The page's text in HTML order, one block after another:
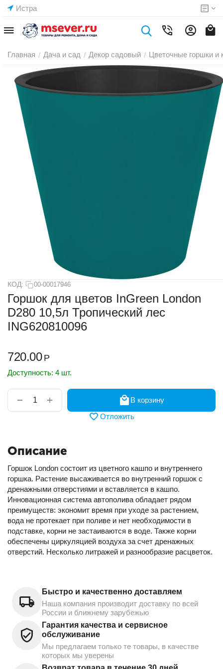
Истра
Главная / Дача и сад / Декор садовый / Цветочные горшки и
КОД: 00-00017946
Горшок для цветов InGreen London
D280 10,5л Тропический лес
ING620810096
720.00 Р
Доступность: 4 шт.
+
−
В корзину
Отложить
Описание
Горшок London состоит из цветного кашпо и внутреннего
горшка. Растение высаживается во внутренний горшок с
дренажными отверстиями и вставляется в кашпо.
Инновационная система автополива обладает рядом
преимуществ: экономит время при уходе за растением,
вода не протекает при поливе и нет необходимости в
подставке, корни не застаиваются в воде. Также корни
обеспечены циркуляцией воздуха за счет дренажных
отверстий. Несколько литражей и разнообразие расцветок.
Быстро и качественно доставляем
Наша компания производит доставку по всей
России и ближнему зарубежью
Гарантия качества и сервисное
обслуживание
Мы предлагаем только те товары, в качестве
которых мы уверены